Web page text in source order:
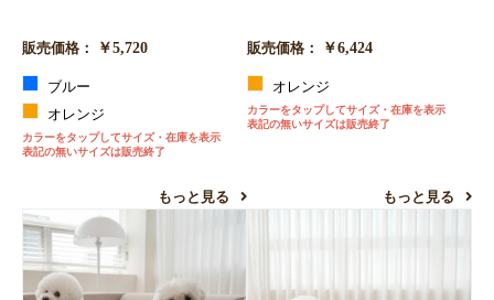
販売価格： ￥5,720
ブルー
オレンジ
カラーをタップしてサイズ・在庫を表示
表記の無いサイズは販売終了
もっと見る
販売価格： ￥6,424
オレンジ
カラーをタップしてサイズ・在庫を表示
表記の無いサイズは販売終了
もっと見る